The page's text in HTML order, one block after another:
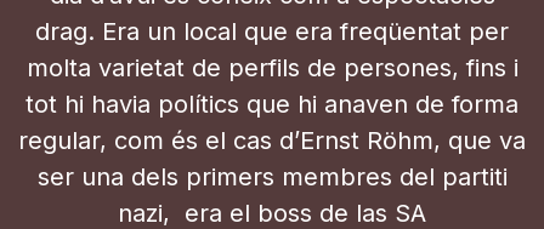
drag. Era un local que era freqüentat per
molta varietat de perfils de persones, fins i
tot hi havia polítics que hi anaven de forma
regular, com és el cas d’Ernst Röhm, que va
ser una dels primers membres del partiti
nazi, era el boss de las SA